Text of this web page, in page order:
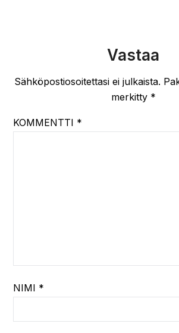
Vastaa
Sähköpostiosoitettasi ei julkaista.
merkitty *
KOMMENTTI *
NIMI *